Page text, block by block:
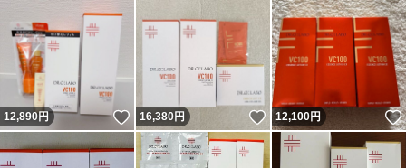
12,890円 いいね！
16,380円 いいね！
12,100円